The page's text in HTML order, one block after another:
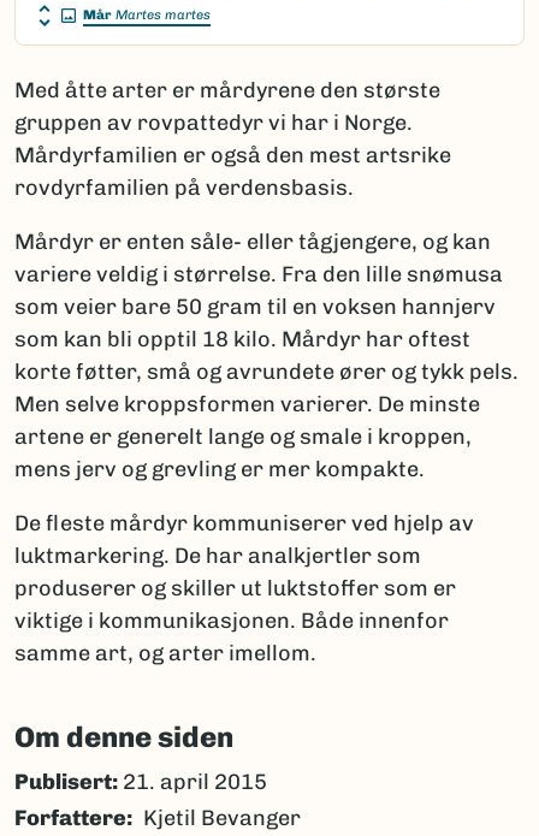
Mår Martes martes
Med åtte arter er mårdyrene den største
gruppen av rovpattedyr vi har i Norge.
Mårdyrfamilien er også den mest artsrike
rovdyrfamilien på verdensbasis.
Mårdyr er enten såle- eller tågjengere, og kan
variere veldig i størrelse. Fra den lille snømusa
som veier bare 50 gram til en voksen hannjerv
som kan bli opptil 18 kilo. Mårdyr har oftest
korte føtter, små og avrundete ører og tykk pels.
Men selve kroppsformen varierer. De minste
artene er generelt lange og smale i kroppen,
mens jerv og grevling er mer kompakte.
De fleste mårdyr kommuniserer ved hjelp av
luktmarkering. De har analkjertler som
produserer og skiller ut luktstoffer som er
viktige i kommunikasjonen. Både innenfor
samme art, og arter imellom.
Om denne siden
Publisert: 21. april 2015
Forfattere
Kjetil Bevanger